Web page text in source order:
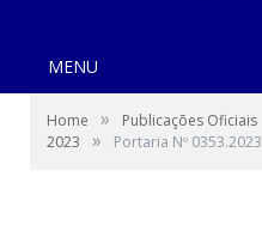
MENU
Home » Publicações Oficiais
2023
» Portaria Nº 0353.2023